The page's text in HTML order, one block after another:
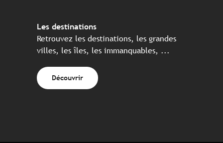
Les destinations
Retrouvez les destinations, les grandes
villes, les îles, les immanquables, ...
Découvrir